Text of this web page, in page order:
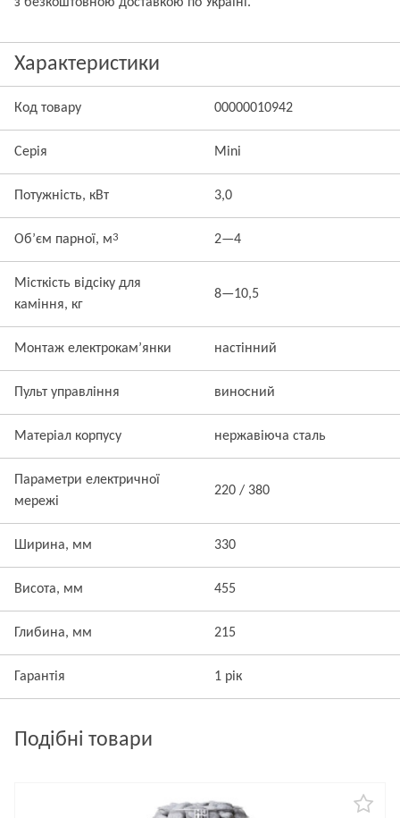
Характеристики
Код товару 00000010942
Серія Mini
Потужність, кВт 3,0
Об’єм парної, м3 2—4
Місткість відсіку для
каміння, кг
8—10,5
Монтаж електрокам’янки настінний
Пульт управління виносний
Матеріал корпусу нержавіюча сталь
Параметри електричної
мережі
220 / 380
Ширина, мм 330
Висота, мм 455
Глибина, мм 215
Гарантія 1 рік
Подібні товари